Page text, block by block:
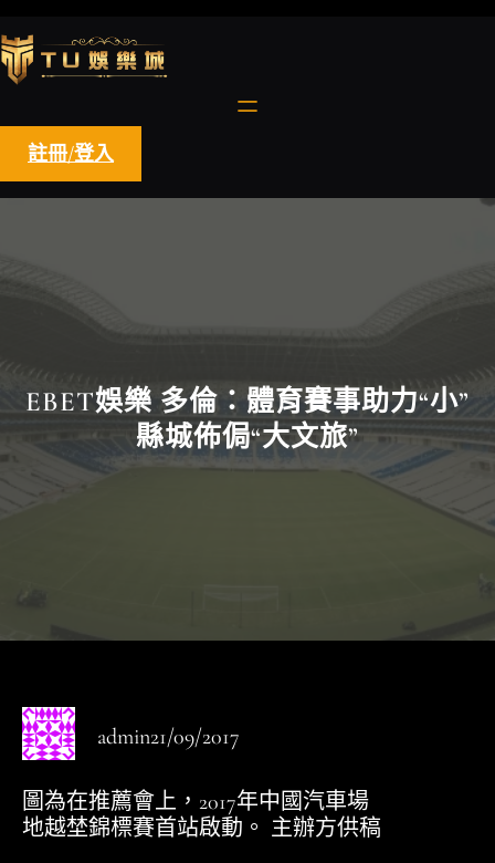
至
主
要
註冊/登入
EBET娛樂 多倫：體育賽事助力“小”
縣城佈侷“大文旅”
admin21/09/2017
圖為在推薦會上，2017年中國汽車場
地越埜錦標賽首站啟動。 主辦方供稿